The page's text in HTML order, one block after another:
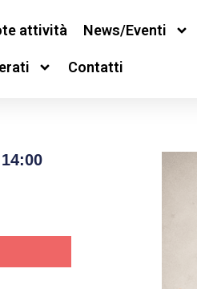
attività News/Eventi
Contatti